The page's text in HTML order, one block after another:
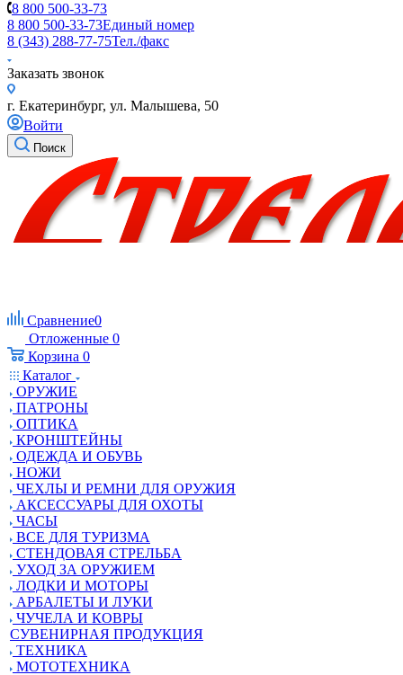
8 800 500-33-73
8 800 500-33-73Единый номер
8 (343) 288-77-75Тел./факс
Заказать звонок
г. Екатеринбург, ул. Малышева, 50
Войти
Поиск
Сравнение0
Отложенные 0
Корзина 0
Каталог
ОРУЖИЕ
ПАТРОНЫ
ОПТИКА
КРОНШТЕЙНЫ
ОДЕЖДА И ОБУВЬ
НОЖИ
ЧЕХЛЫ И РЕМНИ ДЛЯ ОРУЖИЯ
АКСЕССУАРЫ ДЛЯ ОХОТЫ
ЧАСЫ
ВСЕ ДЛЯ ТУРИЗМА
СТЕНДОВАЯ СТРЕЛЬБА
УХОД ЗА ОРУЖИЕМ
ЛОДКИ И МОТОРЫ
АРБАЛЕТЫ И ЛУКИ
ЧУЧЕЛА И КОВРЫ
СУВЕНИРНАЯ ПРОДУКЦИЯ
ТЕХНИКА
МОТОТЕХНИКА